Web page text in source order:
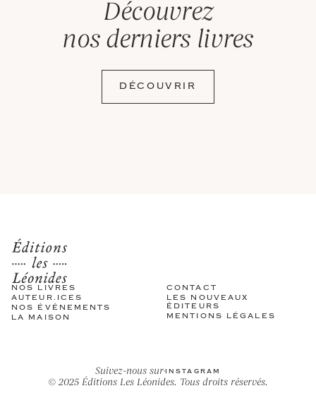
Découvrez
nos derniers livres
DÉCOUVRIR
NOS LIVRES
AUTEUR.ICES
NOS ÉVÉNEMENTS
LA MAISON
CONTACT
LES NOUVEAUX
ÉDITEURS
MENTIONS LÉGALES
Suivez-nous surinstagram
© 2025 Éditions Les Léonides. Tous droits réservés.